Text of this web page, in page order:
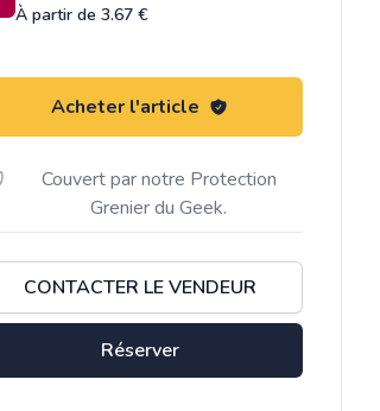
À partir de 3.67 €
Acheter l'article
Couvert par notre Protection
Grenier du Geek.
CONTACTER LE VENDEUR
Réserver